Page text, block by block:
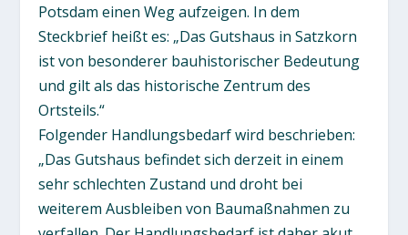
Potsdam einen Weg aufzeigen. In dem
Steckbrief heißt es: „Das Gutshaus in Satzkorn
ist von besonderer bauhistorischer Bedeutung
und gilt als das historische Zentrum des
Ortsteils.“
Folgender Handlungsbedarf wird beschrieben:
„Das Gutshaus befindet sich derzeit in einem
sehr schlechten Zustand und droht bei
weiterem Ausbleiben von Baumaßnahmen zu